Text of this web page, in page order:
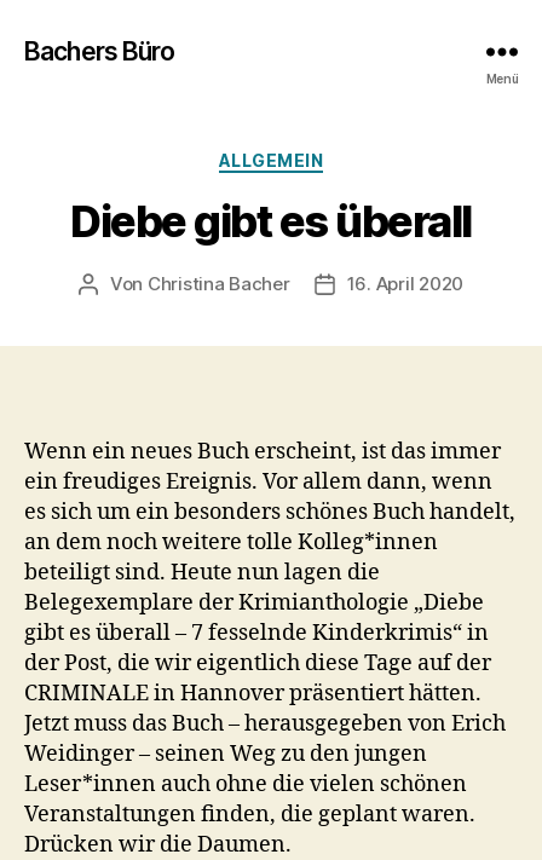
Bachers Büro
Menü
Kategorien
ALLGEMEIN
Diebe gibt es überall
Beitragsautor
Von Christina Bacher Veröffentlichungsdatum
16. April 2020
Wenn ein neues Buch erscheint, ist das immer
ein freudiges Ereignis. Vor allem dann, wenn
es sich um ein besonders schönes Buch handelt,
an dem noch weitere tolle Kolleg*innen
beteiligt sind. Heute nun lagen die
Belegexemplare der Krimianthologie „Diebe
gibt es überall – 7 fesselnde Kinderkrimis“ in
der Post, die wir eigentlich diese Tage auf der
CRIMINALE in Hannover präsentiert hätten.
Jetzt muss das Buch – herausgegeben von Erich
Weidinger – seinen Weg zu den jungen
Leser*innen auch ohne die vielen schönen
Veranstaltungen finden, die geplant waren.
Drücken wir die Daumen.